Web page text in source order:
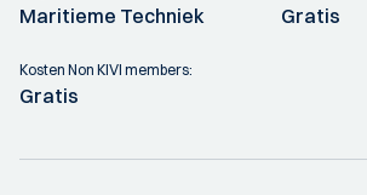
Maritieme Techniek Gratis
Kosten Non KIVI members:
Gratis